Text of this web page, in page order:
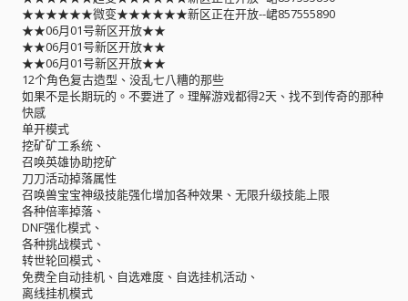
★★★★★★微变★★★★★★新区正在开放--峮857555890
★★06月01号新区开放★★
★★06月01号新区开放★★
★★06月01号新区开放★★
12个角色复古造型、没乱七八糟的那些
如果不是长期玩的。不要进了。理解游戏都得2天、找不到传奇的那种
快感
单开模式
挖矿矿工系统、
召唤英雄协助挖矿
刀刀活动掉落属性
召唤兽宝宝神级技能强化增加各种效果、无限升级技能上限
各种倍率掉落、
DNF强化模式、
各种挑战模式、
转世轮回模式、
免费全自动挂机、自选难度、自选挂机活动、
离线挂机模式